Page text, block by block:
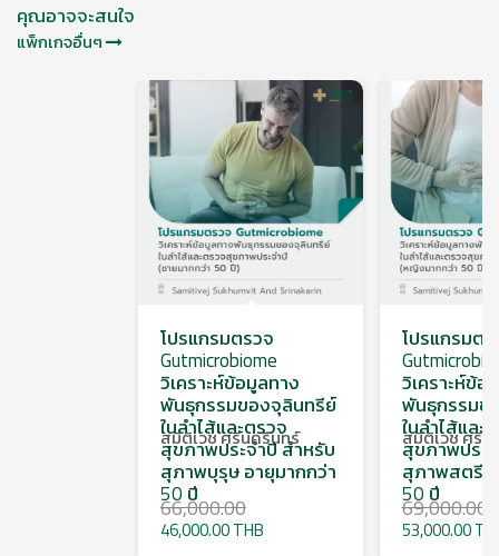
คุณอาจจะสนใจ
แพ็กเกจอื่นๆ
โปรแกรมตรวจ
Gutmicrobiome
วิเคราะห์ข้อมูลทาง
พันธุกรรมของจุลินทรีย์
ในลำไส้และตรวจ
สุขภาพประจำปี สำหรับ
สุภาพบุรุษ อายุมากกว่า
50 ปี
สมิติเวช ศรีนครินทร์
66,000.00
46,000.00 THB
โปรแกรมต
วิเคราะห์ข้อ
พันธุกรรมข
ในลำไส้และ
สุขภาพประ
สุภาพสตรี
50 ปี
สมิติเวช ศรีน
69,000.00
53,000.00